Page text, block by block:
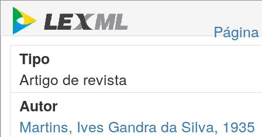
Tipo
Artigo de revista
Autor
Martins, Ives Gandra da Silva, 1935